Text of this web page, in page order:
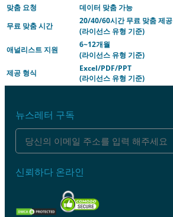
맞춤 요청
데이터 맞춤 가능
무료 맞춤 시간
20/40/60시간 무료 맞춤 제공
(라이선스 유형 기준)
애널리스트 지원
6~12개월
(라이선스 유형 기준)
제공 형식
Excel/PDF/PPT
(라이선스 유형 기준)
뉴스레터 구독
신뢰하다 온라인